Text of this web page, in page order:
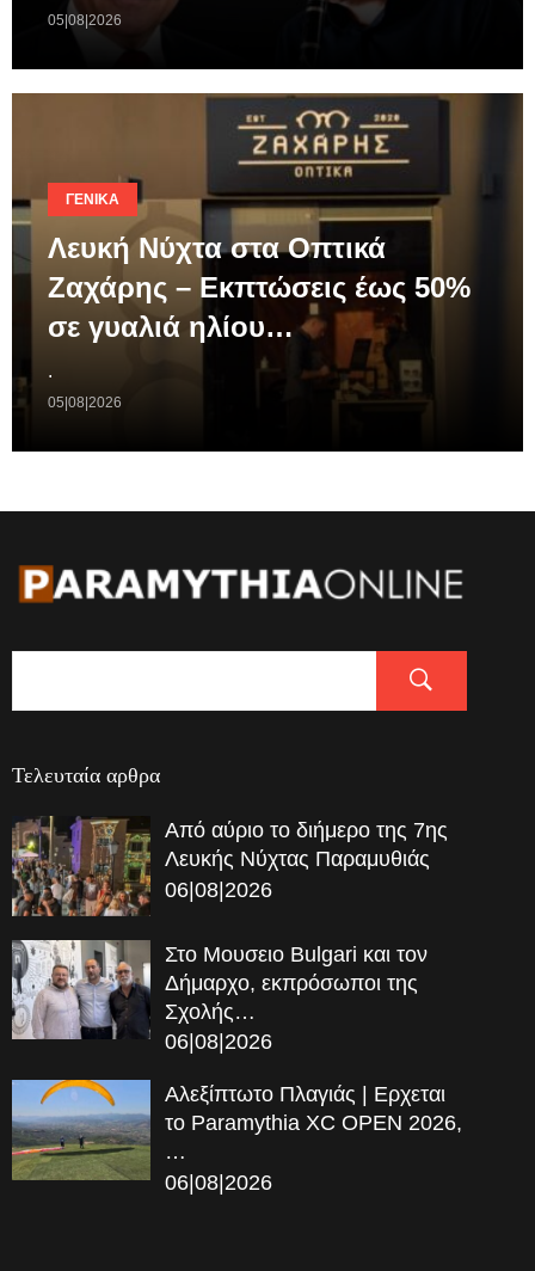
05|08|2026
ΓΕΝΙΚΆ
Λευκή Νύχτα στα Οπτικά
Ζαχάρης – Εκπτώσεις έως 50%
σε γυαλιά ηλίου…
.
05|08|2026
Τελευταία αρθρα
Από αύριο το διήμερο της 7ης
Λευκής Νύχτας Παραμυθιάς
06|08|2026
Στο Μουσειο Bulgari και τον
Δήμαρχο, εκπρόσωποι της
Σχολής…
06|08|2026
Αλεξίπτωτο Πλαγιάς | Ερχεται
το Paramythia XC OPEN 2026,
…
06|08|2026